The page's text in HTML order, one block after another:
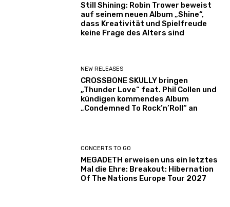
Still Shining: Robin Trower beweist
auf seinem neuen Album „Shine“,
dass Kreativität und Spielfreude
keine Frage des Alters sind
NEW RELEASES
CROSSBONE SKULLY bringen
„Thunder Love“ feat. Phil Collen und
kündigen kommendes Album
„Condemned To Rock’n’Roll“ an
CONCERTS TO GO
MEGADETH erweisen uns ein letztes
Mal die Ehre: Breakout: Hibernation
Of The Nations Europe Tour 2027